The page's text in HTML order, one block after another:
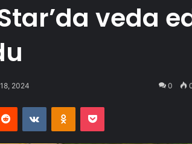
veda
2024 0
Reddit VKontakteOdnoklassniki
Pocket